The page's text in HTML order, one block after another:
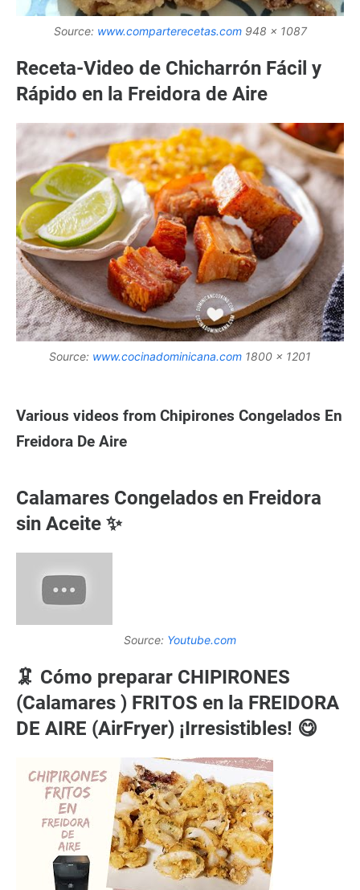
Source: www.comparterecetas.com948 x 1087
Receta-Video de Chicharrón Fácil y
Rápido en la Freidora de Aire
Source: www.cocinadominicana.com 1800 x 1201
Various videos from Chipirones Congelados En
Freidora De Aire
Calamares Congelados en Freidora
sin Aceite ✨
Source: Youtube.com
🦑 Cómo preparar CHIPIRONES
(Calamares ) FRITOS en la FREIDORA
DE AIRE (AirFryer) ¡Irresistibles! 😋